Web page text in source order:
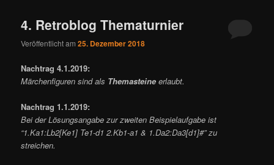
4. Retroblog Thematurnier
Veröffentlicht am25. Dezember 2018
Nachtrag 4.1.2019:
Märchenfiguren sind als Themasteine erlaubt.
Nachtrag 1.1.2019:
Bei der Lösungsangabe zur zweiten Beispielaufgabe ist
“1.Ka1:Lb2[Ke1] Te1-d1 2.Kb1-a1 & 1.Da2:Da3[d1]#” zu
streichen.